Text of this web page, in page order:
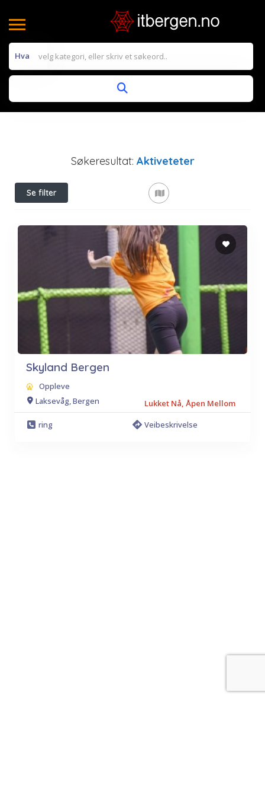
Hva
Søkeresultat: Aktiveteter
Se filter
Skyland Bergen
Oppleve
Laksevåg, Bergen
Lukket Nå, Åpen Mellom
ring
Veibeskrivelse